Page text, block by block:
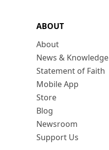
ABOUT
About
News & Knowledge
Statement of Faith
Mobile App
Store
Blog
Newsroom
Support Us